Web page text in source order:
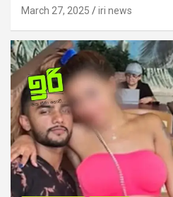
March 27, 2025 iri news